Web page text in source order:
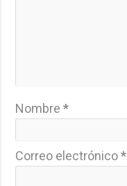
Nombre*
Correo electrónico*